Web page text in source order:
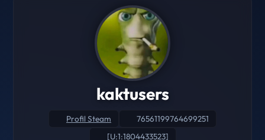
kaktusers
Profil Steam
76561199764699251
[U:1:1804433523]